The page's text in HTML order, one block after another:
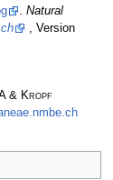
. Natural
, Version
& Kropf